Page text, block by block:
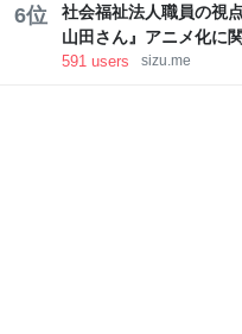
6位
社会福祉法人職員の視
山田さん』アニメ化に
591 users sizu.me